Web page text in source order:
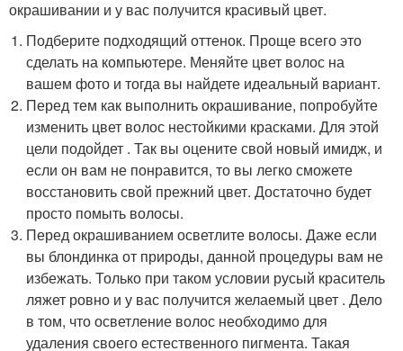
окрашивании и у вас получится красивый цвет.
Подберите подходящий оттенок. Проще всего это
сделать на компьютере. Меняйте цвет волос на
вашем фото и тогда вы найдете идеальный вариант.
Перед тем как выполнить окрашивание, попробуйте
изменить цвет волос нестойкими красками. Для этой
цели подойдет . Так вы оцените свой новый имидж, и
если он вам не понравится, то вы легко сможете
восстановить свой прежний цвет. Достаточно будет
просто помыть волосы.
Перед окрашиванием осветлите волосы. Даже если
вы блондинка от природы, данной процедуры вам не
избежать. Только при таком условии русый краситель
ляжет ровно и у вас получится желаемый цвет . Дело
в том, что осветление волос необходимо для
удаления своего естественного пигмента. Такая